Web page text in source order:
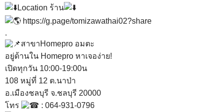
Location ร้าน
https://g.page/tomizawathai02?share
.
สาขาHomepro อมตะ
อยู่ด้านใน Homepro หาเจอง่าย!
เปิดทุกวัน 10:00-19:00น
108 หมู่ที่ 12 ต.นาป่า
อ.เมืองชลบุรี จ.ชลบุรี 20000
โทร
: 064-931-0796